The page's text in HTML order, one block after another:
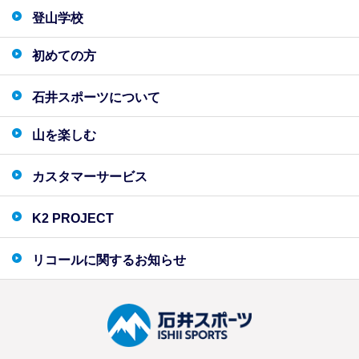
登山学校
初めての方
石井スポーツについて
山を楽しむ
カスタマーサービス
K2 PROJECT
リコールに関するお知らせ